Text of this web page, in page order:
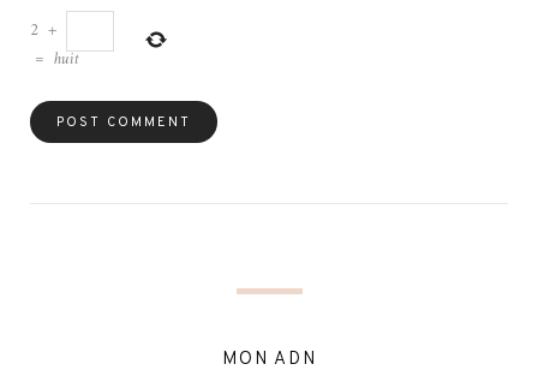
2 +
= huit
MON ADN